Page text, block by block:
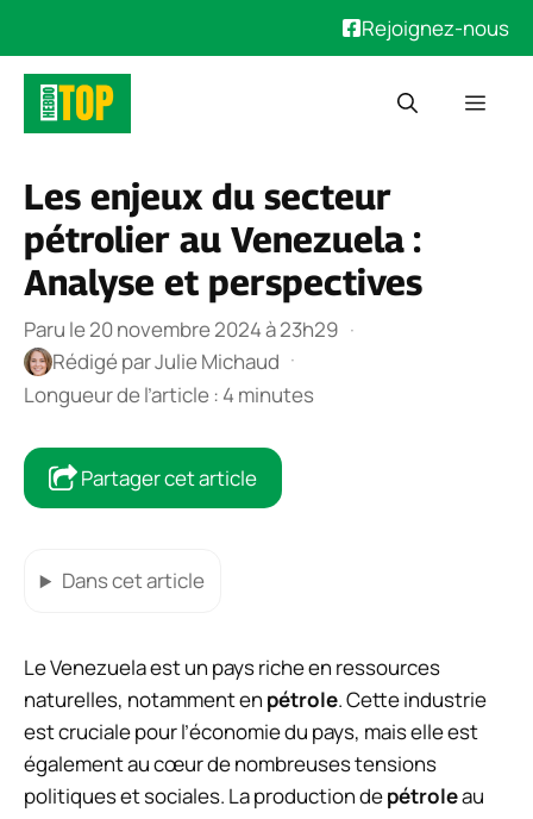
Rejoignez-nous
Aller
contenu
Les enjeux du secteur
pétrolier au Venezuela :
Analyse et perspectives
Paru le 20 novembre 2024 à 23h29 ·
Rédigé parJulie Michaud ·
Longueur de l’article : 4 minutes
Partager cet article
Dans cet article
Le Venezuela est un pays riche en ressources
naturelles, notamment en pétrole. Cette industrie
est cruciale pour l’économie du pays, mais elle est
également au cœur de nombreuses tensions
politiques et sociales. La production depétroleau